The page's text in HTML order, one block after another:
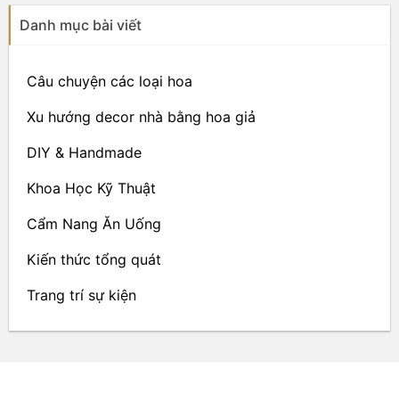
Danh mục bài viết
Câu chuyện các loại hoa
Xu hướng decor nhà bằng hoa giả
DIY & Handmade
Khoa Học Kỹ Thuật
Cẩm Nang Ăn Uống
Kiến thức tổng quát
Trang trí sự kiện